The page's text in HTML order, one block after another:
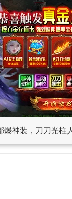
神装，刀刀光柱